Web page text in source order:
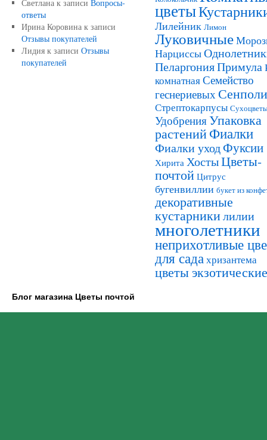
Светланак записи Вопросы-
ответы
Ирина Коровинак записи
Отзывы покупателей
Лидияк записи Отзывы
покупателей
цветы
Лилейник Лимон
Луковичные
Нарциссы
ПеларгонияПримула
комнатнаяСемейство
геснериевых
Стрептокарпусы
УдобренияУпаковка
растенийФиалки
Фиалки уходФуксии
Хирита ХостыЦветы-
почтой Цитрус
бугенвиллии букет из
декоративные
кустарникилилии
многолетники
неприхотливые
для садахризантема
цветы экзотические
Блог магазина Цветы почтой